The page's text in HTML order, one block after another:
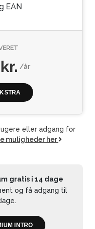
EAN
kr./år
eller adgang for
muligheder her
gratis i 14 dage
og få adgang til
INTRO